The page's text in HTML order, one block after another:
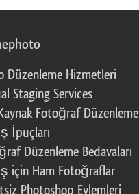
Düzenleme Hizmetleri
Staging Services
Fotoğraf Düzenleme
İpuçları
Düzenleme Bedavaları
için Ham Fotoğraflar
Photoshop Eylemleri